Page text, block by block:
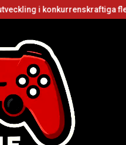
i konkurrenskraftiga